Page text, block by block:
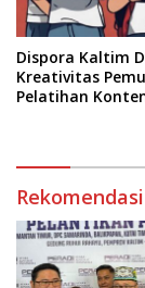
Dispora Kaltim
Kreativitas
Pelatihan